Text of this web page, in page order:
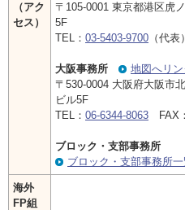
（アク
セス）
〒105-0001 東京都港区虎
5F
TEL： 03-5403-9700 （代
大阪事務所
地図へリン
〒530-0004 大阪府大阪市
ビル5F
TEL： 06-6344-8063 FAX
ブロック・支部事務所
ブロック・支部事務所一
海外
FP組